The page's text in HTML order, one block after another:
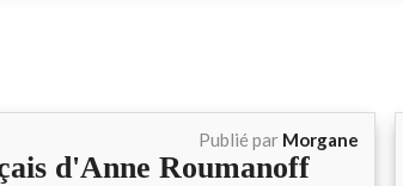
Publié par Morgane
d'Anne Roumanoff